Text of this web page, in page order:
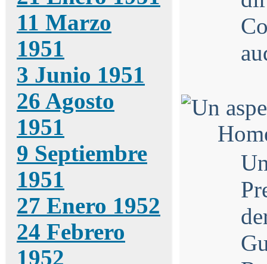
11 Marzo
1951
3 Junio 1951
26 Agosto
1951
9 Septiembre
1951
27 Enero 1952
24 Febrero
1952